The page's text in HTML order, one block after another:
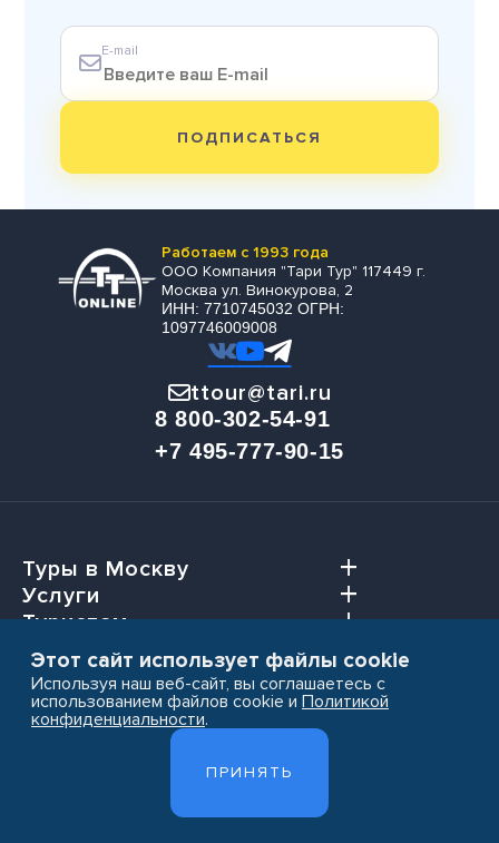
E-mail
ПОДПИСАТЬСЯ
Работаем с 1993 года
ООО Компания "Тари Тур" 117449 г.
Москва ул. Винокурова, 2
ИНН: 7710745032 ОГРН:
1097746009008
ttour@tari.ru
8 800-302-54-91
+7 495-777-90-15
Туры в Москву
Услуги
Туристам
Агентствам
Политика конфиденциальности
Этот сайт использует файлы cookie
Используя наш веб-сайт, вы соглашаетесь с
использованием файлов cookie и Политикой
конфиденциальности.
ПРИНЯТЬ